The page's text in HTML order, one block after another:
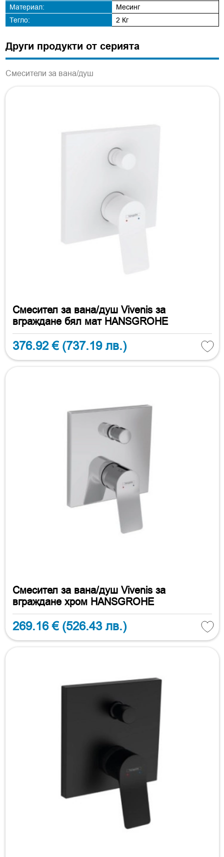
Материал:
Месинг
Тегло:
2 Кг
Други продукти от серията
Смесители за вана/душ
Смесител за вана/душ Vivenis за
вграждане бял мат HANSGROHE
376.92 € (737.19 лв.)
Смесител за вана/душ Vivenis за
вграждане хром HANSGROHE
269.16 € (526.43 лв.)